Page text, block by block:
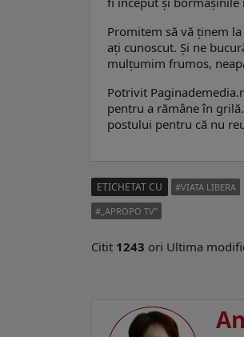
Promitem să vă ținem
ați cunoscut. Și ne
mulțumim frumos,
Potrivit
pentru a rămâne în
postului pentru că nu
ETICHETAT CU VIATA LIBERA
„APROPO TV”
Citit 1243 ori Ultima